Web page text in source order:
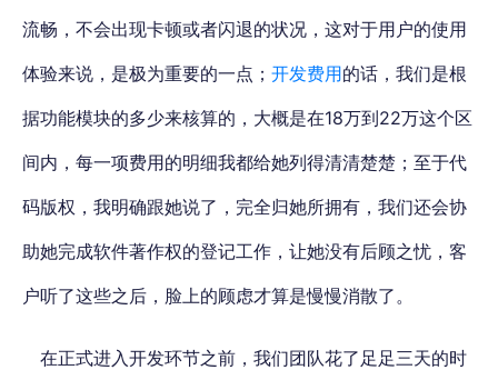
流畅，不会出现卡顿或者闪退的状况，这对于用户的使用
体验来说，是极为重要的一点； 开发费用的话，我们是根
据功能模块的多少来核算的，大概是在18万到22万这个区
间内，每一项费用的明细我都给她列得清清楚楚；至于代
码版权，我明确跟她说了，完全归她所拥有，我们还会协
助她完成软件著作权的登记工作，让她没有后顾之忧，客
户听了这些之后，脸上的顾虑才算是慢慢消散了。
在正式进入开发环节之前，我们团队花了足足三天的时